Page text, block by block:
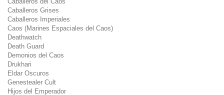
Caballeros Grises
Caballeros Imperiales
Caos (Marines Espaciales del Caos)
Deathwatch
Death Guard
Demonios del Caos
Drukhari
Eldar Oscuros
Genestealer Cult
Hijos del Emperador